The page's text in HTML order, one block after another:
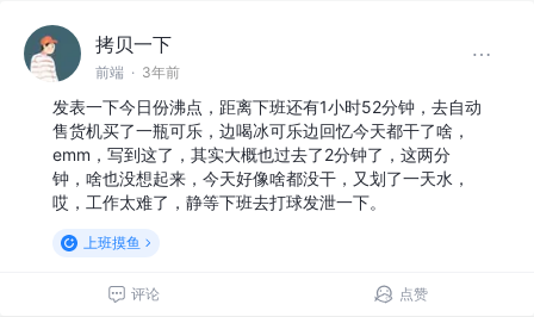
拷贝一下
前端 · 3年前
发表一下今日份沸点，距离下班还有1小时52分钟，去自动
售货机买了一瓶可乐，边喝冰可乐边回忆今天都干了啥，
emm，写到这了，其实大概也过去了2分钟了，这两分
钟，啥也没想起来，今天好像啥都没干，又划了一天水，
哎，工作太难了，静等下班去打球发泄一下。
上班摸鱼
评论 点赞